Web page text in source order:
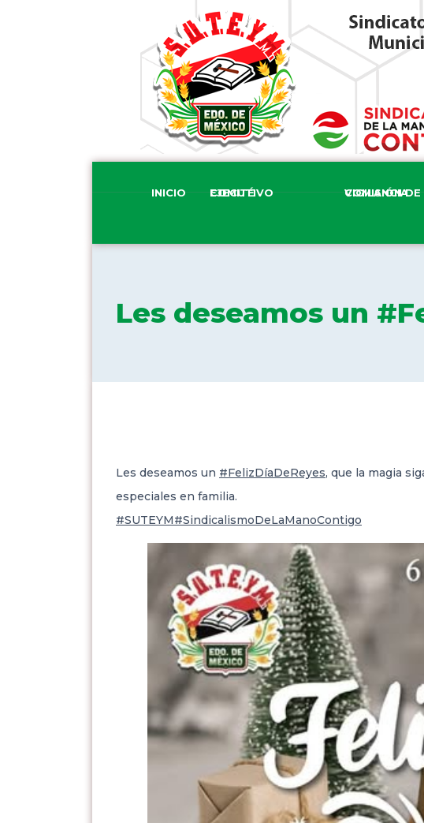
INICIO COMITÉ EJECUTIVO COMISIÓN DE VIGILANCIA
Les deseamos un
Les deseamos un #FelizDíaDeReyes, que la magia
especiales en familia.
#SUTEYM#SindicalismoDeLaManoContigo